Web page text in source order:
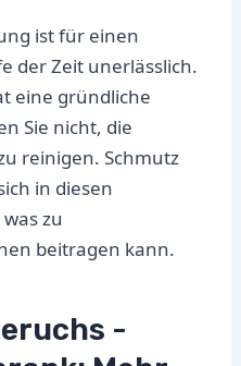
ist für einen
der Zeit unerlässlich.
eine gründliche
Sie nicht, die
reinigen. Schmutz
in diesen
zu
beitragen kann.
-